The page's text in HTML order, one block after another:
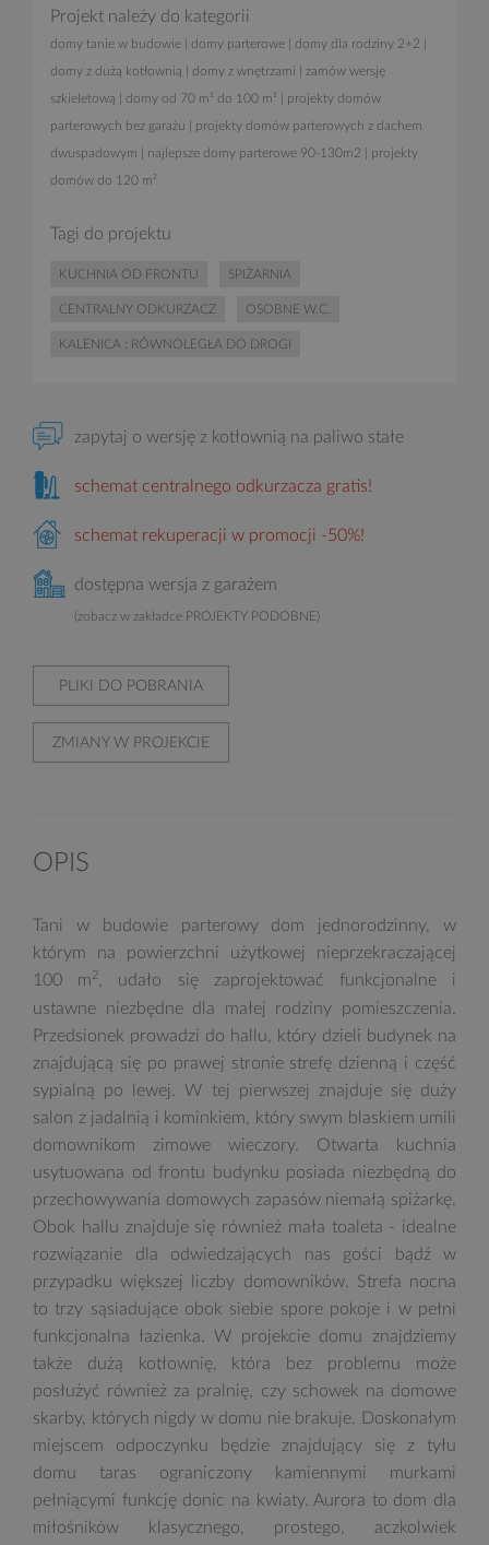
Projekt należy do kategorii
domy tanie w budowie domy parterowe domy dla rodziny 2+2
domy z dużą kotłownią domy z wnętrzami zamów wersję
szkieletową domy od 70 m² do 100 m² projekty domów
parterowych bez garażu projekty domów parterowych z dachem
dwuspadowym najlepsze domy parterowe 90-130m2 projekty
domów do 120 m²
Tagi do projektu
KUCHNIA OD FRONTU SPIŻARNIA
CENTRALNY ODKURZACZ OSOBNE W.C.
KALENICA : RÓWNOLEGŁA DO DROGI
zapytaj o wersję z kotłownią na paliwo stałe
schemat centralnego odkurzacza gratis!
schemat rekuperacji w promocji -50%!
dostępna wersja z garażem
(zobacz w zakładce PROJEKTY PODOBNE)
PLIKI DO POBRANIA
ZMIANY W PROJEKCIE
OPIS
Tani w budowie parterowy dom jednorodzinny, w
którym na powierzchni użytkowej nieprzekraczającej
100 m2, udało się zaprojektować funkcjonalne i
ustawne niezbędne dla małej rodziny pomieszczenia.
Przedsionek prowadzi do hallu, który dzieli budynek na
znajdującą się po prawej stronie strefę dzienną i część
sypialną po lewej. W tej pierwszej znajduje się duży
salon z jadalnią i kominkiem, który swym blaskiem umili
domownikom zimowe wieczory. Otwarta kuchnia
usytuowana od frontu budynku posiada niezbędną do
przechowywania domowych zapasów niemałą spiżarkę.
Obok hallu znajduje się również mała toaleta - idealne
rozwiązanie dla odwiedzających nas gości bądź w
przypadku większej liczby domowników. Strefa nocna
to trzy sąsiadujące obok siebie spore pokoje i w pełni
funkcjonalna łazienka. W projekcie domu znajdziemy
także dużą kotłownię, która bez problemu może
posłużyć również za pralnię, czy schowek na domowe
skarby, których nigdy w domu nie brakuje. Doskonałym
miejscem odpoczynku będzie znajdujący się z tyłu
domu taras ograniczony kamiennymi murkami
pełniącymi funkcję donic na kwiaty. Aurora to dom dla
miłośników klasycznego, prostego, aczkolwiek